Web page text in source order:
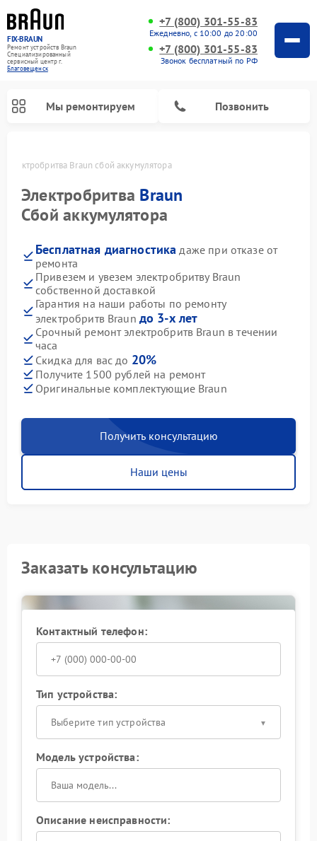
FIX-BRAUN
Ремонт устройств Braun
Специализированный
cервисный центр г.
Благовещенск
+7 (800) 301-55-83
Ежедневно, с 10:00 до 20:00
+7 (800) 301-55-83
Звонок бесплатный по РФ
Мы ремонтируем Позвонить
Электробритва Braun сбой аккумулятора
Электробритва Braun
Сбой аккумулятора
Бесплатная диагностика даже при отказе от
ремонта
Привезем и увезем электробритву Braun
собственной доставкой
Гарантия на наши работы по ремонту
электробритв Braun до 3-х лет
Срочный ремонт электробритв Braun в течении
часа
Скидка для вас до 20%
Получите 1500 рублей на ремонт
Оригинальные комплектующие Braun
Получить консультацию
Наши цены
Заказать консультацию
Контактный телефон:
Тип устройства:
Выберите тип устройства
Модель устройства:
Описание неисправности: